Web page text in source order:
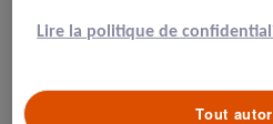
Le vétérinaire et la
aseptisation de la peau à
alcoolisées.
Lire la politique de
Tout